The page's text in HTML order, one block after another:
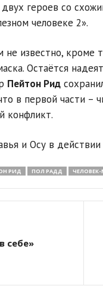
двух героев со
человеке 2».
известно, кроме
Остаётся
Пейтон Рид
в первой части –
конфликт.
и Осу в
РИД ПОЛ РАДД
себе»